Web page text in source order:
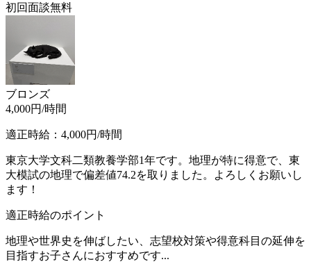
初回面談無料
ブロンズ
4,000円/時間
適正時給： 4,000円/時間
東京大学文科二類教養学部1年です。地理が特に得意で、東
大模試の地理で偏差値74.2を取りました。よろしくお願いし
ます！
適正時給のポイント
地理や世界史を伸ばしたい、志望校対策や得意科目の延伸を
目指すお子さんにおすすめです...